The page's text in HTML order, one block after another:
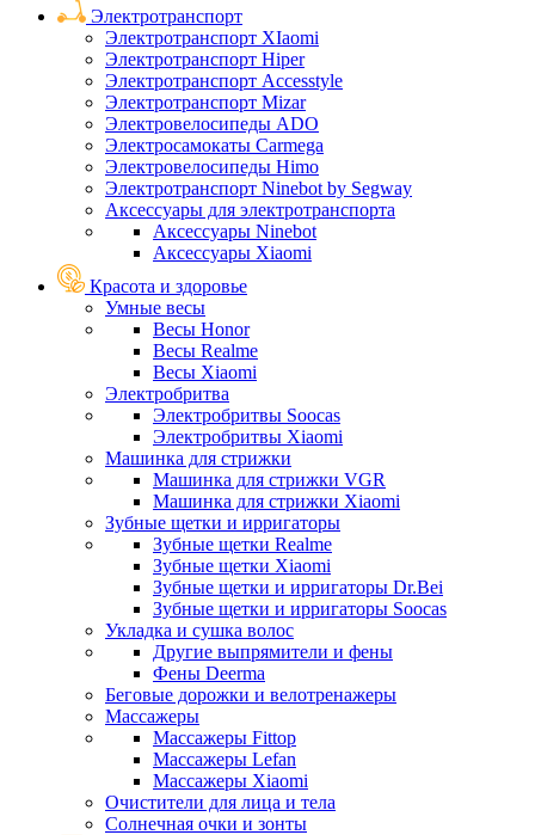
Электротранспорт
Электротранспорт XIaomi
Электротранспорт Hiper
Электротранспорт Accesstyle
Электротранспорт Mizar
Электровелосипеды ADO
Электросамокаты Carmega
Электровелосипеды Himo
Электротранспорт Ninebot by Segway
Аксессуары для электротранспорта
Аксессуары Ninebot
Аксессуары Xiaomi
Красота и здоровье
Умные весы
Весы Honor
Весы Realme
Весы Xiaomi
Электробритва
Электробритвы Soocas
Электробритвы Xiaomi
Машинка для стрижки
Машинка для стрижки VGR
Машинка для стрижки Xiaomi
Зубные щетки и ирригаторы
Зубные щетки Realme
Зубные щетки Xiaomi
Зубные щетки и ирригаторы Dr.Bei
Зубные щетки и ирригаторы Soocas
Укладка и сушка волос
Другие выпрямители и фены
Фены Deerma
Беговые дорожки и велотренажеры
Массажеры
Массажеры Fittop
Массажеры Lefan
Массажеры Xiaomi
Очистители для лица и тела
Солнечная очки и зонты